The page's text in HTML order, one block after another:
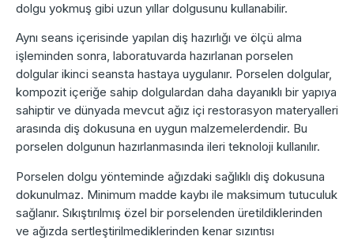
dolgu yokmuş gibi uzun yıllar dolgusunu kullanabilir.
Aynı seans içerisinde yapılan diş hazırlığı ve ölçü alma
işleminden sonra, laboratuvarda hazırlanan porselen
dolgular ikinci seansta hastaya uygulanır. Porselen dolgular,
kompozit içeriğe sahip dolgulardan daha dayanıklı bir yapıya
sahiptir ve dünyada mevcut ağız içi restorasyon materyalleri
arasında diş dokusuna en uygun malzemelerdendir. Bu
porselen dolgunun hazırlanmasında ileri teknoloji kullanılır.
Porselen dolgu yönteminde ağızdaki sağlıklı diş dokusuna
dokunulmaz. Minimum madde kaybı ile maksimum tutuculuk
sağlanır. Sıkıştırılmış özel bir porselenden üretildiklerinden
ve ağızda sertleştirilmediklerinden kenar sızıntısı